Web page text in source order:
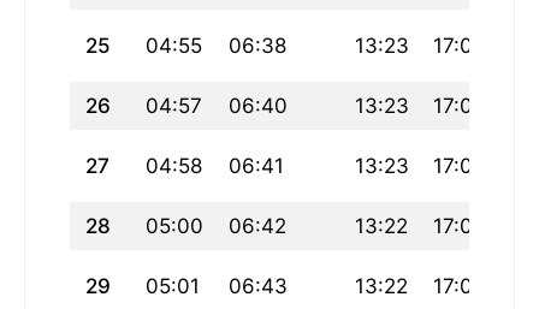
25 04:55 06:38 13:23 17:09
26 04:57 06:40 13:23 17:08
27 04:58 06:41 13:23 17:07
28 05:00 06:42 13:22 17:06
29 05:01 06:43 13:22 17:05